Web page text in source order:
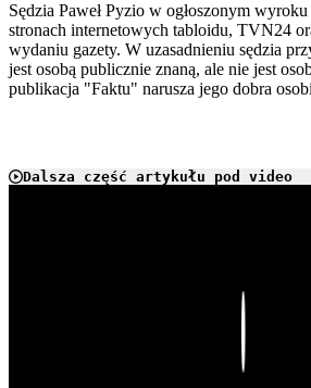
Sędzia Paweł Pyzio w ogłoszonym
stronach internetowych tabloidu, TVN24
wydaniu gazety. W uzasadnieniu sędzia
jest osobą publicznie znaną, ale nie jest
publikacja "Faktu" narusza jego dobra
Dalsza część artykułu pod video